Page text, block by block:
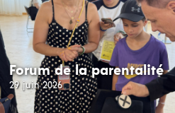
Forum de la parentalité
29 juin 2026